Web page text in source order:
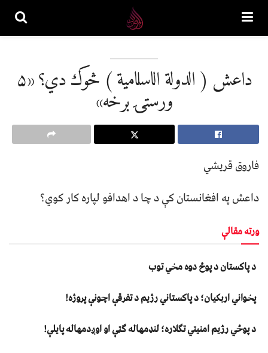
داعش ( الدولة الاسلامية ) څوک دي؟ «۵
ورستۍ برخه»
فاروق قریشي
داعش په افغانستان کې د چا د اهدافو لپاره کار کوي؟
ورته مقالې
د پاکستان د پوځ دوه مخي توب
پخواني اربکیان؛ د پاکستاني رژیم د تفرقې اچونې پروژه!
د پوځي رژیم امنیتي تګلاره؛ لنډمهاله ګټې او اوږدمهاله پایلې!